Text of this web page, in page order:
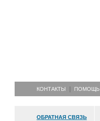
КОНТАКТЫ ПОМОЩЬ
ОБРАТНАЯ СВЯЗЬ